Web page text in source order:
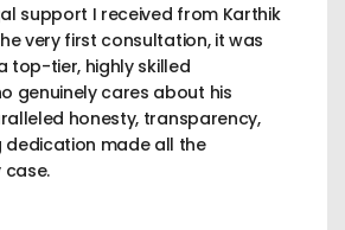
support I received from Karthik
very first consultation, it was
top-tier, highly skilled
genuinely cares about his
honesty, transparency,
dedication made all the
case.